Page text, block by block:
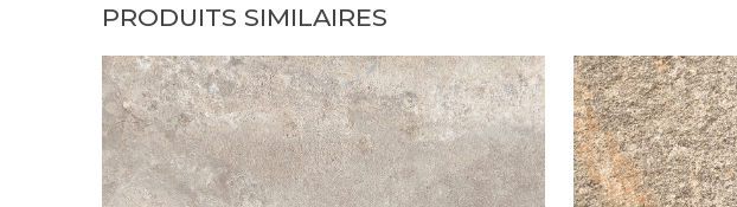
PRODUITS SIMILAIRES